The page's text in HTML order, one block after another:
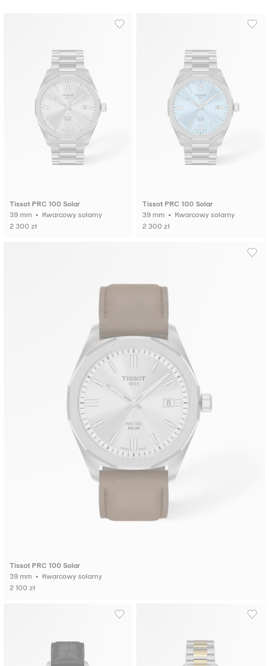
Tissot PRC 100 Solar
39 mm • Kwarcowy solarny
2 300 zł
Tissot PRC 100 Solar
39 mm • Kwarcowy solarny
2 300 zł
Tissot PRC 100 Solar
39 mm • Kwarcowy solarny
2 100 zł